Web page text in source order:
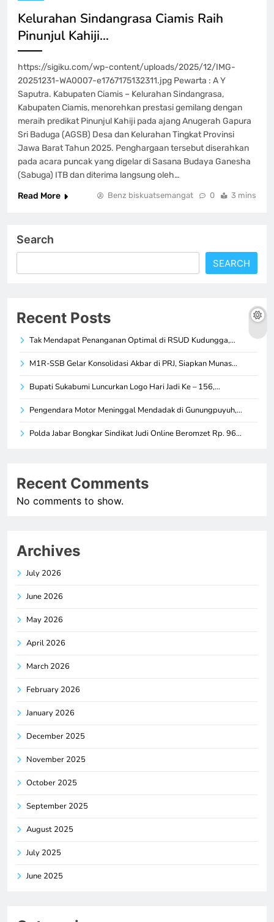
Kelurahan Sindangrasa Ciamis Raih
Pinunjul Kahiji…
https://sigiku.com/wp-content/uploads/2025/12/IMG-
20251231-WA0007-e1767175132311.jpg Pewarta : A Y
Saputra. Kabupaten Ciamis – Kelurahan Sindangrasa,
Kabupaten Ciamis, menorehkan prestasi gemilang dengan
meraih predikat Pinunjul Kahiji pada ajang Anugerah Gapura
Sri Baduga (AGSB) Desa dan Kelurahan Tingkat Provinsi
Jawa Barat Tahun 2025. Penghargaan tersebut diserahkan
pada acara puncak yang digelar di Sasana Budaya Ganesha
(Sabuga) ITB dan diterima langsung oleh…
Read More
Benz biskuatsemangat 0 3 mins
Search
SEARCH
Recent Posts
Tak Mendapat Penanganan Optimal di RSUD Kudungga,…
M1R-SSB Gelar Konsolidasi Akbar di PRJ, Siapkan Munas…
Bupati Sukabumi Luncurkan Logo Hari Jadi Ke – 156,…
Pengendara Motor Meninggal Mendadak di Gunungpuyuh,…
Polda Jabar Bongkar Sindikat Judi Online Beromzet Rp. 96…
Recent Comments
No comments to show.
Archives
July 2026
June 2026
May 2026
April 2026
March 2026
February 2026
January 2026
December 2025
November 2025
October 2025
September 2025
August 2025
July 2025
June 2025